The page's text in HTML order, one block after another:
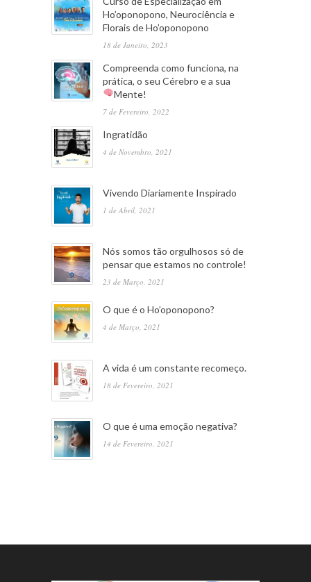
Ho’oponopono, Neurociência e
Florais de Ho’oponopono
18 de Janeiro, 2023
Compreenda como funciona, na
prática, o seu Cérebro e a sua
Mente!
7 de Fevereiro, 2022
Ingratidão
4 de Novembro, 2021
Vivendo Diariamente Inspirado
1 de Abril, 2021
Nós somos tão orgulhosos só de
pensar que estamos no controle!
23 de Março, 2021
O que é o Ho’oponopono?
4 de Março, 2021
A vida é um constante recomeço.
18 de Fevereiro, 2021
O que é uma emoção negativa?
14 de Fevereiro, 2021